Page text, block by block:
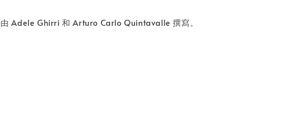
由 Adele Ghirri 和 Arturo Carlo Quintavalle 撰寫。